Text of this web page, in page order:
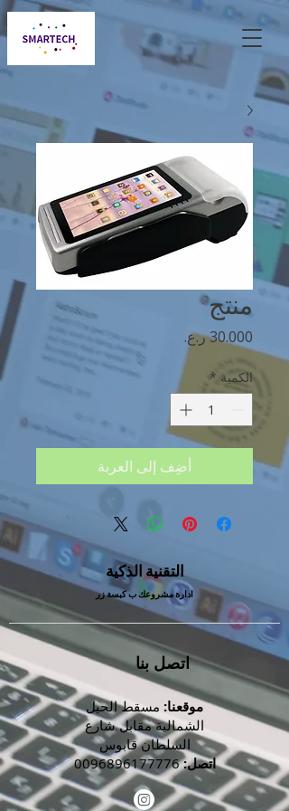
منتج
الكمية *
أضِف إلى العربة
التقنية الذكية
ادارة مشروعك ب كبسة زر
اتصل بنا
موقعنا: مسقط الحيل
الشمالية مقابل شارع
السلطان قابوس
اتصل: 0096896177776